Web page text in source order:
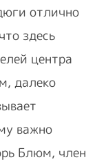
отлично
здесь
центра
далеко
важно
Блюм, член